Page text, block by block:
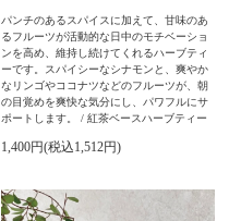
パンチのあるスパイスに加えて、甘味のあ
るフルーツが活動的な日中のモチベーショ
ンを高め、維持し続けてくれるハーブティ
ーです。スパイシーなシナモンと、爽やか
なリンゴやココナツなどのフルーツが、朝
の目覚めを爽快な気分にし、パワフルにサ
ポートします。 / 紅茶ベースハーブティー
1,400円(税込1,512円)